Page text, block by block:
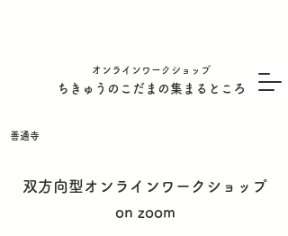
オンラインワークショップ
ちきゅうのこだまの集まるところ
善通寺
双方向型オンラインワークショップ
on zoom